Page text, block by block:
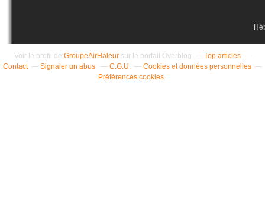
Voir le profil de GroupeAirHaleursur le portail Overblog
Top articles
Contact
Signaler un abus C.G.U.
Cookies et données personnelles
Préférences cookies